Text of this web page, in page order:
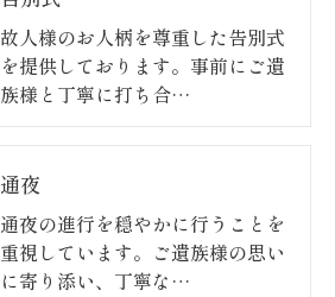
故人様のお人柄を尊重した告別式
を提供しております。事前にご遺
族様と丁寧に打ち合…
通夜
通夜の進行を穏やかに行うことを
重視しています。ご遺族様の思い
に寄り添い、丁寧な…